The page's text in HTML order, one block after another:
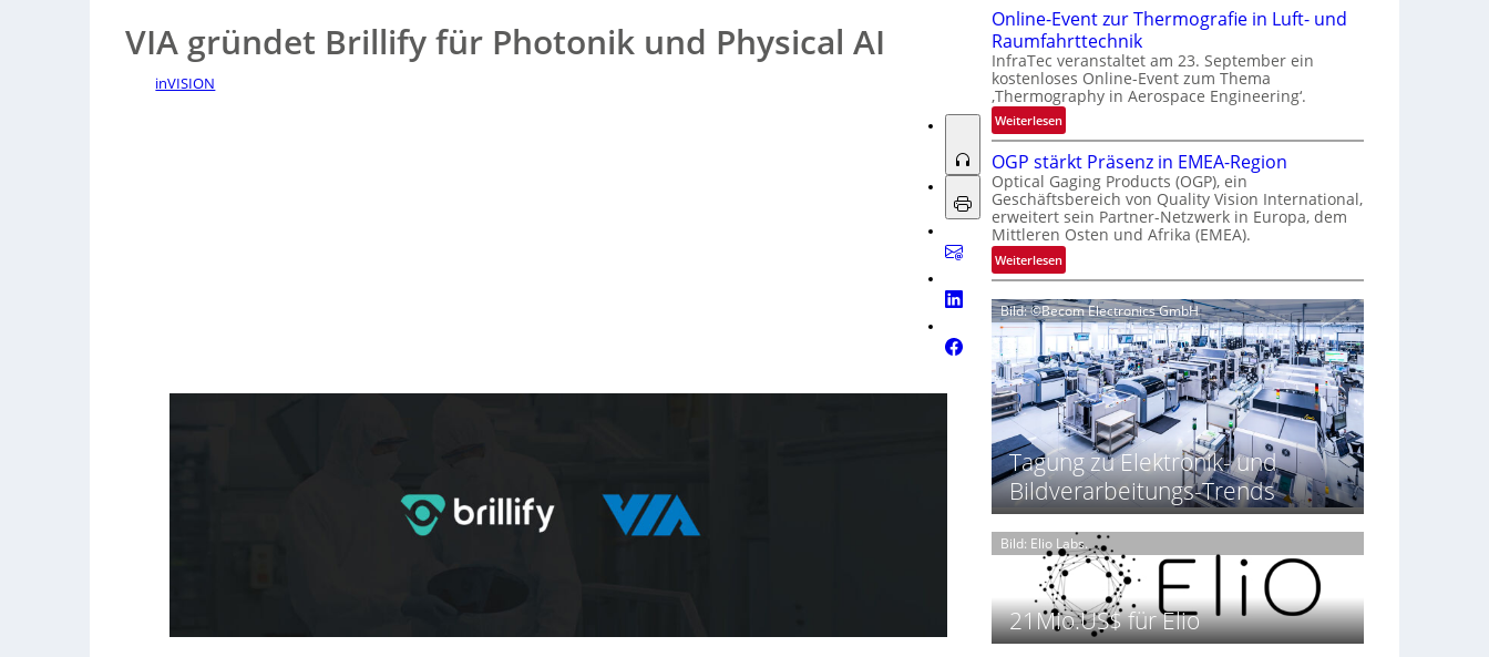
VIA gründet Brillify für Photonik und Physical AI
inVISION
‚
H
y
e
r
s
p
e
c
t
r
a
l
N
e
w
s
‘
t
e
r
n
t
i
o
n
a
V
i
s
i
n
N
i
g
h
t
2
0
2
6
Online-Event zur Thermografie in Luft- und
Raumfahrttechnik
InfraTec veranstaltet am 23. September ein
kostenloses Online-Event zum Thema
‚Thermography in Aerospace Engineering‘.
Weiterlesen:
O
n
l
i
n
e
-
v
e
n
t
z
u
r
T
e
r
m
o
g
r
a
f
OGP stärkt Präsenz in EMEA-Region
Optical Gaging Products (OGP), ein
Geschäftsbereich von Quality Vision International,
erweitert sein Partner-Netzwerk in Europa, dem
Mittleren Osten und Afrika (EMEA).
Weiterlesen:
O
G
P
t
ä
r
k
t
P
r
ä
s
e
n
z
i
n
Bild: ©Becom Electronics GmbH
Tagung zu Elektronik- und
Bildverarbeitungs-Trends
Bild: Elio Labs.
21Mio.US$ für Elio